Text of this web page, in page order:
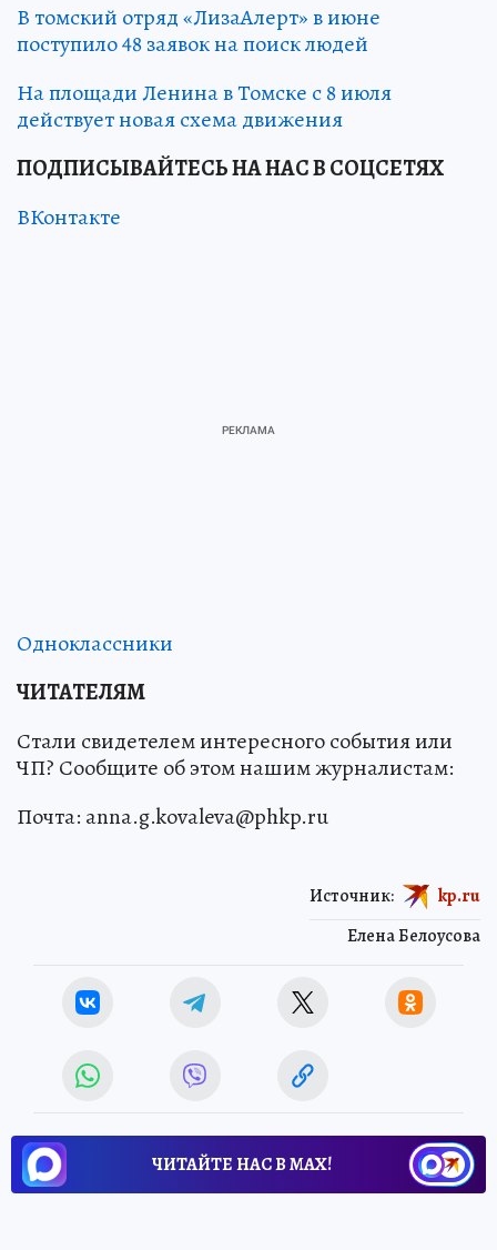
В томский отряд «ЛизаАлерт» в июне
поступило 48 заявок на поиск людей
На площади Ленина в Томске с 8 июля
действует новая схема движения
ПОДПИСЫВАЙТЕСЬ НА НАС В СОЦСЕТЯХ
ВКонтакте
Одноклассники
ЧИТАТЕЛЯМ
Стали свидетелем интересного события или
ЧП? Сообщите об этом нашим журналистам:
Почта: anna.g.kovaleva@phkp.ru
Елена Белоусова
Источник: kp.ru
ЧИТАЙТЕ НАС В МАХ!